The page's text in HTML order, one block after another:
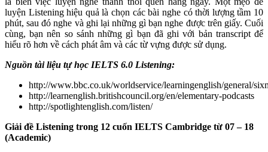
luyện Listening hiệu quả là chọn các bài nghe có thời lượng tầm 10
phút, sau đó nghe và ghi lại những gì bạn nghe được trên giấy. Cuối
cùng, bạn nên so sánh những gì bạn đã ghi với bản transcript để
hiểu rõ hơn về cách phát âm và các từ vựng được sử dụng.
Nguồn tài liệu tự học IELTS 6.0 Listening:
http://www.bbc.co.uk/worldservice/learningenglish/general/
http://learnenglish.britishcouncil.org/en/elementary-podcasts
http://spotlightenglish.com/listen/
Giải đề Listening trong 12 cuốn IELTS Cambridge từ 07 – 18
(Academic)